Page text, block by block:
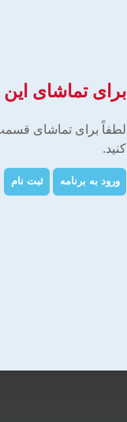
برای تماشای
لطفاً برای تماشای
کنید.
ورود به برنامه ثبت نام